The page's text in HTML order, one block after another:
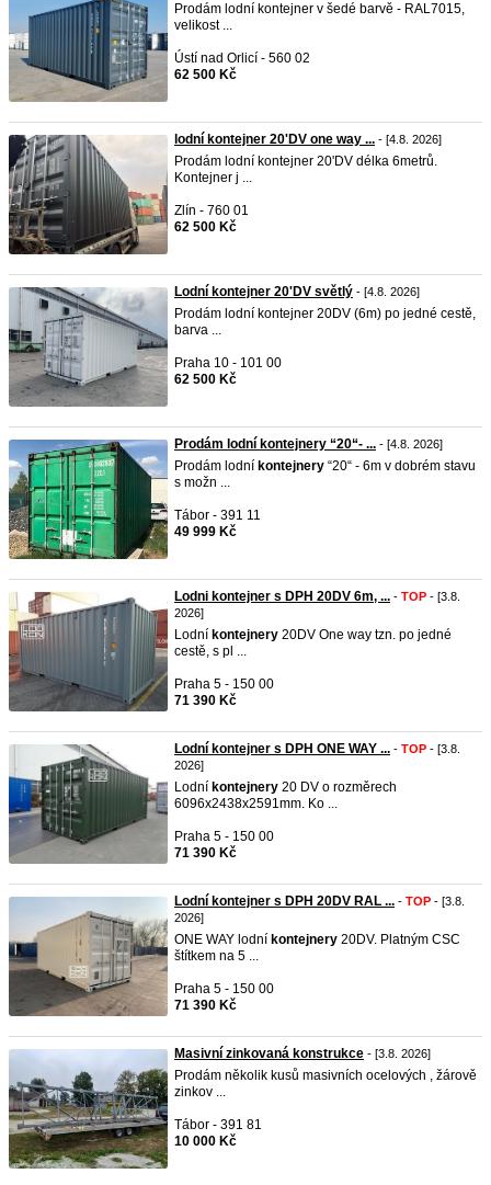
Prodám lodní kontejner v šedé barvě - RAL7015,
velikost ...
Ústí nad Orlicí - 560 02
62 500 Kč
lodní kontejner 20'DV one way ... - [4.8. 2026]
Prodám lodní kontejner 20'DV délka 6metrů.
Kontejner j ...
Zlín - 760 01
62 500 Kč
Lodní kontejner 20'DV světlý - [4.8. 2026]
Prodám lodní kontejner 20DV (6m) po jedné cestě,
barva ...
Praha 10 - 101 00
62 500 Kč
Prodám lodní kontejnery “20“- ... - [4.8. 2026]
Prodám lodní kontejnery “20“ - 6m v dobrém stavu
s možn ...
Tábor - 391 11
49 999 Kč
Lodni kontejner s DPH 20DV 6m, ... - TOP - [3.8.
2026]
Lodní kontejnery 20DV One way tzn. po jedné
cestě, s pl ...
Praha 5 - 150 00
71 390 Kč
Lodní kontejner s DPH ONE WAY ... - TOP - [3.8.
2026]
Lodní kontejnery 20 DV o rozměrech
6096x2438x2591mm. Ko ...
Praha 5 - 150 00
71 390 Kč
Lodní kontejner s DPH 20DV RAL ... - TOP - [3.8.
2026]
ONE WAY lodní kontejnery 20DV. Platným CSC
štítkem na 5 ...
Praha 5 - 150 00
71 390 Kč
Masivní zinkovaná konstrukce - [3.8. 2026]
Prodám několik kusů masivních ocelových , žárově
zinkov ...
Tábor - 391 81
10 000 Kč